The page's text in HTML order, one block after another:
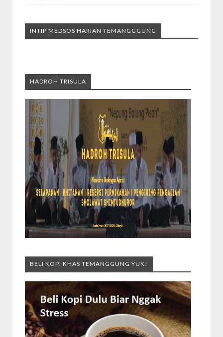
INTIP MEDSOS HARIAN TEMANGGGUNG
HADROH TRISULA
BELI KOPI KHAS TEMANGGUNG YUK!